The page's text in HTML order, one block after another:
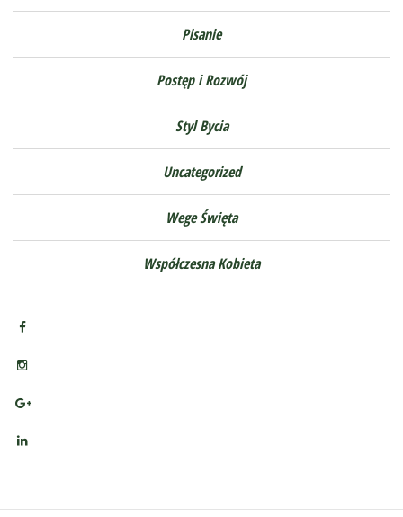
Pisanie
Postęp i Rozwój
Styl Bycia
Uncategorized
Wege Święta
Współczesna Kobieta